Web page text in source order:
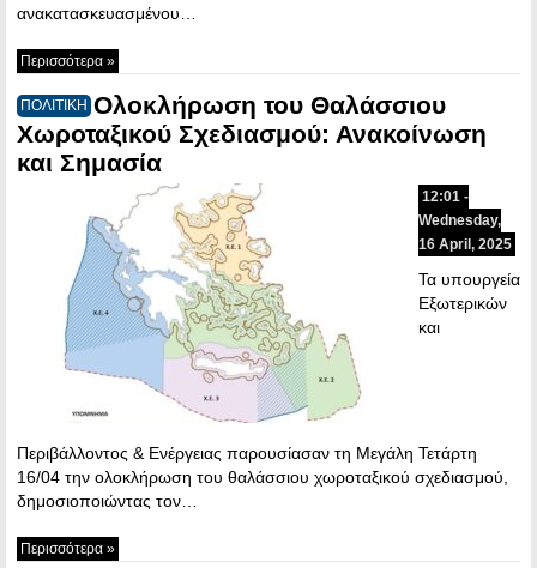
ανακατασκευασμένου…
Περισσότερα »
ΠΟΛΙΤΙΚΗ Ολοκλήρωση του Θαλάσσιου
Χωροταξικού Σχεδιασμού: Ανακοίνωση
και Σημασία
12:01 -
Wednesday,
16 April, 2025
Τα υπουργεία
Εξωτερικών
και
Περιβάλλοντος & Ενέργειας παρουσίασαν τη Μεγάλη Τετάρτη
16/04 την ολοκλήρωση του θαλάσσιου χωροταξικού σχεδιασμού,
δημοσιοποιώντας τον…
Περισσότερα »